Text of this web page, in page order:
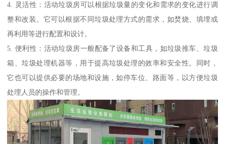
4. 灵活性：活动垃圾房可以根据垃圾量的变化和需求的变化进行调
整和改装。它可以根据不同垃圾处理方式的需求，如焚烧、填埋或
再利用等进行配置和设计。
5. 便利性：活动垃圾房一般配备了设备和工具，如垃圾推车、垃圾
箱、垃圾处理机器等，用于提高垃圾处理的效率和安全性。同时，
它也可以提供必要的场地和设施，如停车位、路面等，以方便垃圾
处理人员的操作和管理。